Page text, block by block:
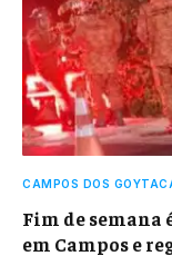
CAMPOS DOS
Fim de semana
em Campos e